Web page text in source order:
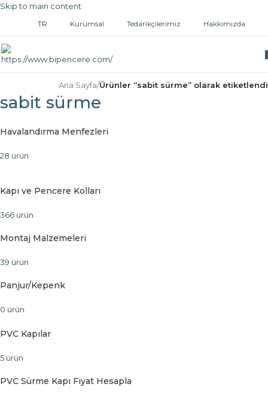
Skip to main content
TR Kurumsal Tedarikçilerimiz Hakkımızda
Ana Sayfa/Ürünler “sabit sürme” olarak etiketlendi
sabit sürme
Havalandırma Menfezleri
28 ürün
Kapı ve Pencere Kolları
366 ürün
Montaj Malzemeleri
39 ürün
Panjur/Kepenk
0 ürün
PVC Kapılar
5 ürün
PVC Sürme Kapı Fiyat Hesapla